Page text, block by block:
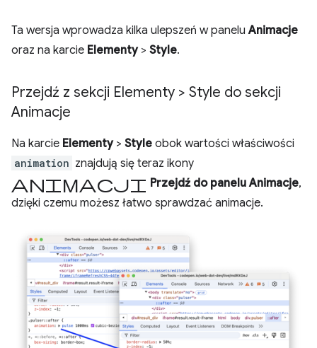
Ta wersja wprowadza kilka ulepszeń w paneluAnimacje
oraz na karcie Elementy> Style.
Przejdź z sekcji Elementy > Style do sekcji
Animacje
Na karcie Elementy> Style obok wartości właściwości
animation znajdują się teraz ikony
animacji Przejdź do panelu Animacje,
dzięki czemu możesz łatwo sprawdzać animacje.